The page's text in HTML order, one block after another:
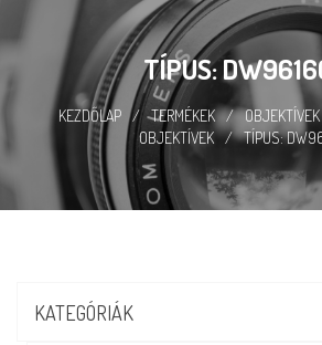
TÍPUS:
KEZDŐLAP / TERMÉKEK / OBJEKTÍVEK
OBJEKTÍVEK / TÍPUS:
KATEGÓRIÁK